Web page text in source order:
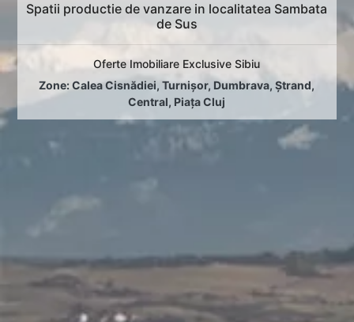
Spatii productie de vanzare in localitatea Sambata
de Sus
Oferte Imobiliare Exclusive Sibiu
Zone:Calea Cisnădiei,Turnișor, Dumbrava,Ștrand,
Central, Piața Cluj